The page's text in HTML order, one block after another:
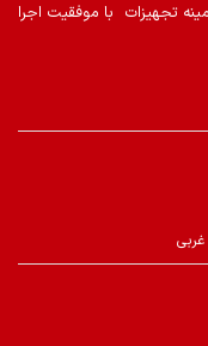
تجهیزات با موفقیت اجرا
غربی